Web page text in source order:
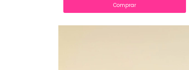
Comprar